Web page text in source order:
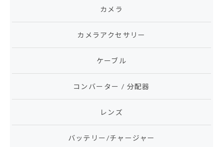
カメラ
カメラアクセサリー
ケーブル
コンバーター / 分配器
レンズ
バッテリー/チャージャー